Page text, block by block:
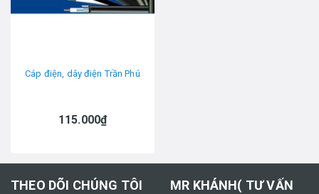
Cáp điện, dây điện Trần Phú
115.000₫
THEO DÕI CHÚNG TÔI
MR KHÁNH( TƯ VẤN